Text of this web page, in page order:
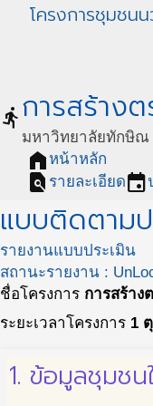
โครงการชุมชน
directions_runการสร้าง
มหาวิทยาลัยทักษิณ
home หน้าหลัก
find_in_page รายละเอียดevent
แบบติดตาม
รายงานแบบประเมิน
สถานะรายงาน :
ชื่อโครงการ การสร้า
ระยะเวลาโครงการ 1
1. ข้อมูลชุมชน